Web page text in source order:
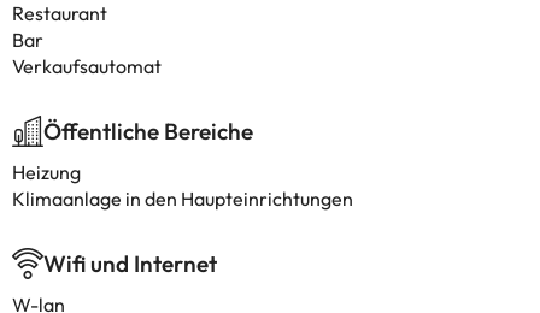
Restaurant
Bar
Verkaufsautomat
Öffentliche Bereiche
Heizung
Klimaanlage in den Haupteinrichtungen
Wifi und Internet
W-lan